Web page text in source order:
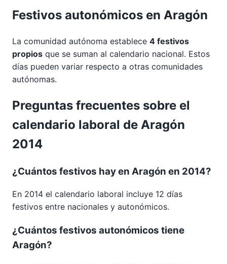
Festivos autonómicos en Aragón
La comunidad autónoma establece 4 festivos
propios que se suman al calendario nacional. Estos
días pueden variar respecto a otras comunidades
autónomas.
Preguntas frecuentes sobre el
calendario laboral de Aragón
2014
¿Cuántos festivos hay en Aragón en 2014?
En 2014 el calendario laboral incluye 12 días
festivos entre nacionales y autonómicos.
¿Cuántos festivos autonómicos tiene
Aragón?